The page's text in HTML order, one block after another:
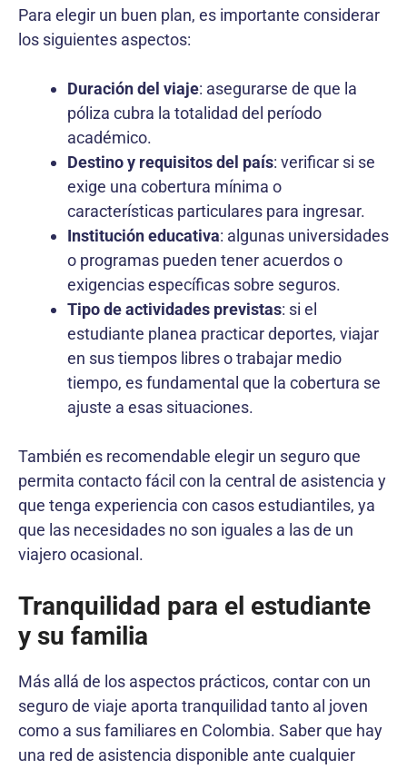
Para elegir un buen plan, es importante considerar
los siguientes aspectos:
Duración del viaje: asegurarse de que la
póliza cubra la totalidad del período
académico.
Destino y requisitos del país: verificar si se
exige una cobertura mínima o
características particulares para ingresar.
Institución educativa: algunas universidades
o programas pueden tener acuerdos o
exigencias específicas sobre seguros.
Tipo de actividades previstas: si el
estudiante planea practicar deportes, viajar
en sus tiempos libres o trabajar medio
tiempo, es fundamental que la cobertura se
ajuste a esas situaciones.
También es recomendable elegir un seguro que
permita contacto fácil con la central de asistencia y
que tenga experiencia con casos estudiantiles, ya
que las necesidades no son iguales a las de un
viajero ocasional.
Tranquilidad para el estudiante
y su familia
Más allá de los aspectos prácticos, contar con un
seguro de viaje aporta tranquilidad tanto al joven
como a sus familiares en Colombia. Saber que hay
una red de asistencia disponible ante cualquier